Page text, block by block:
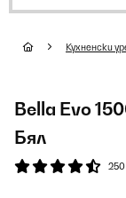
Кухненски
Bella Evo
Бял